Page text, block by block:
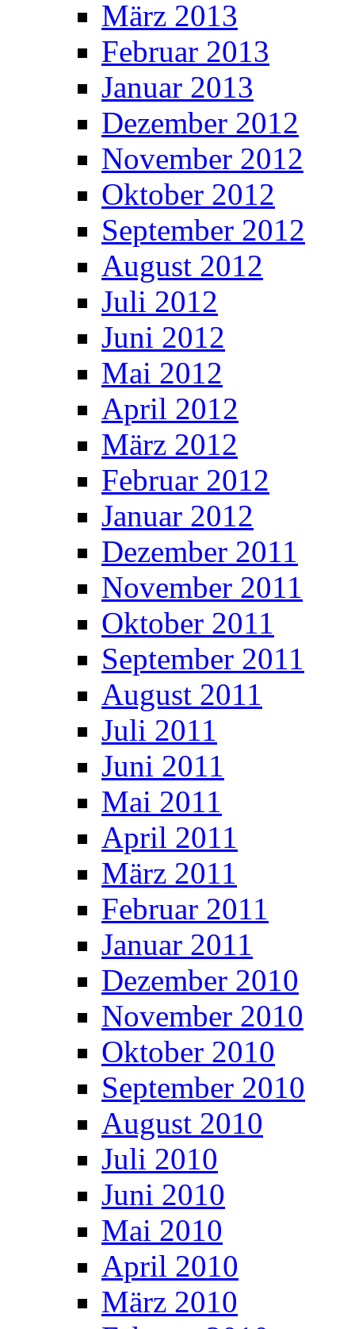
März 2013
Februar 2013
Januar 2013
Dezember 2012
November 2012
Oktober 2012
September 2012
August 2012
Juli 2012
Juni 2012
Mai 2012
April 2012
März 2012
Februar 2012
Januar 2012
Dezember 2011
November 2011
Oktober 2011
September 2011
August 2011
Juli 2011
Juni 2011
Mai 2011
April 2011
März 2011
Februar 2011
Januar 2011
Dezember 2010
November 2010
Oktober 2010
September 2010
August 2010
Juli 2010
Juni 2010
Mai 2010
April 2010
März 2010